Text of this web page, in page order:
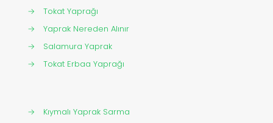
→
Tokat Yaprağı
→
Yaprak Nereden Alınır
→
Salamura Yaprak
→
Tokat Erbaa Yaprağı
→
Kıymalı Yaprak Sarma